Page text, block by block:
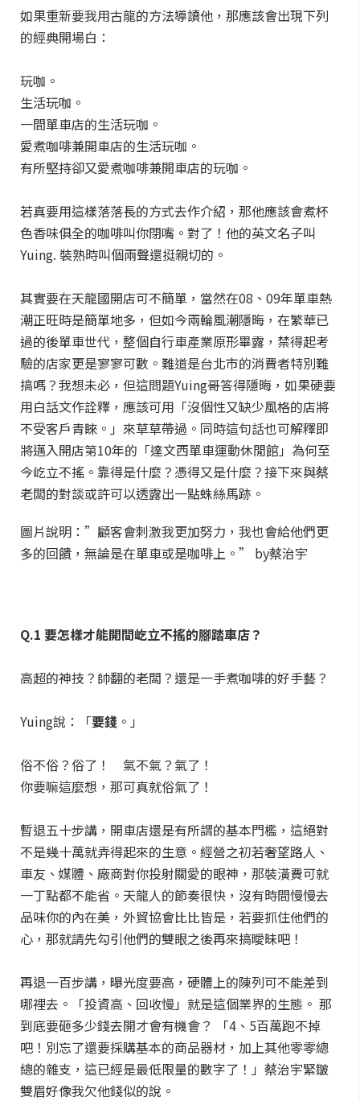
如果重新要我用古龍的方法導讀他，那應該會出現下列
的經典開場白：
玩咖。
生活玩咖。
一間單車店的生活玩咖。
愛煮咖啡兼開車店的生活玩咖。
有所堅持卻又愛煮咖啡兼開車店的玩咖。
若真要用這樣落落長的方式去作介紹，那他應該會煮杯
色香味俱全的咖啡叫你閉嘴。對了！他的英文名子叫
Yuing. 裝熟時叫個兩聲還挺親切的。
其實要在天龍國開店可不簡單，當然在08、09年單車熱
潮正旺時是簡單地多，但如今兩輪風潮隱晦，在繁華已
過的後單車世代，整個自行車產業原形畢露，禁得起考
驗的店家更是寥寥可數。難道是台北市的消費者特別難
搞嗎？我想未必，但這問題Yuing哥答得隱晦，如果硬要
用白話文作詮釋，應該可用「沒個性又缺少風格的店將
不受客戶青睞。」來草草帶過。同時這句話也可解釋即
將邁入開店第10年的「達文西單車運動休閒館」為何至
今屹立不搖。靠得是什麼？憑得又是什麼？接下來與蔡
老闆的對談或許可以透露出一點蛛絲馬跡。
圖片說明：”顧客會刺激我更加努力，我也會給他們更
多的回饋，無論是在單車或是咖啡上。” by蔡治宇
Q.1 要怎樣才能開間屹立不搖的腳踏車店？
高超的神技？帥翻的老闆？還是一手煮咖啡的好手藝？
Yuing說：「要錢 。」
俗不俗？俗了！ 氣不氣？氣了！
你要嘛這麼想，那可真就俗氣了！
暫退五十步講，開車店還是有所謂的基本門檻，這絕對
不是幾十萬就弄得起來的生意。經營之初若奢望路人、
車友、媒體、廠商對你投射關愛的眼神，那裝潢費可就
一丁點都不能省。天龍人的節奏很快，沒有時間慢慢去
品味你的內在美，外貿協會比比皆是，若要抓住他們的
心，那就請先勾引他們的雙眼之後再來搞曖昧吧！
再退一百步講，曝光度要高，硬體上的陳列可不能差到
哪裡去。「投資高、回收慢」就是這個業界的生態。 那
到底要砸多少錢去開才會有機會？ 「4、5百萬跑不掉
吧！別忘了還要採購基本的商品器材，加上其他零零總
總的雜支，這已經是最低限量的數字了！」蔡治宇緊皺
雙眉好像我欠他錢似的說。